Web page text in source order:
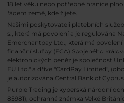
18 let věku nebo potřebné hranice
řádem země, kde žijete.
Našimi poskytovateli platebních
s., která má povolení a je regulována
Emerchantpay Ltd., která má
finanční služby (FCA) Spojeného
elektronických peněz je společnost
EU Ltd." a dříve "CardPay Limited",
je autorizována Central Bank of Cyprus.
Purple Trading je kyperská národní
85981), ochranná známka Velké